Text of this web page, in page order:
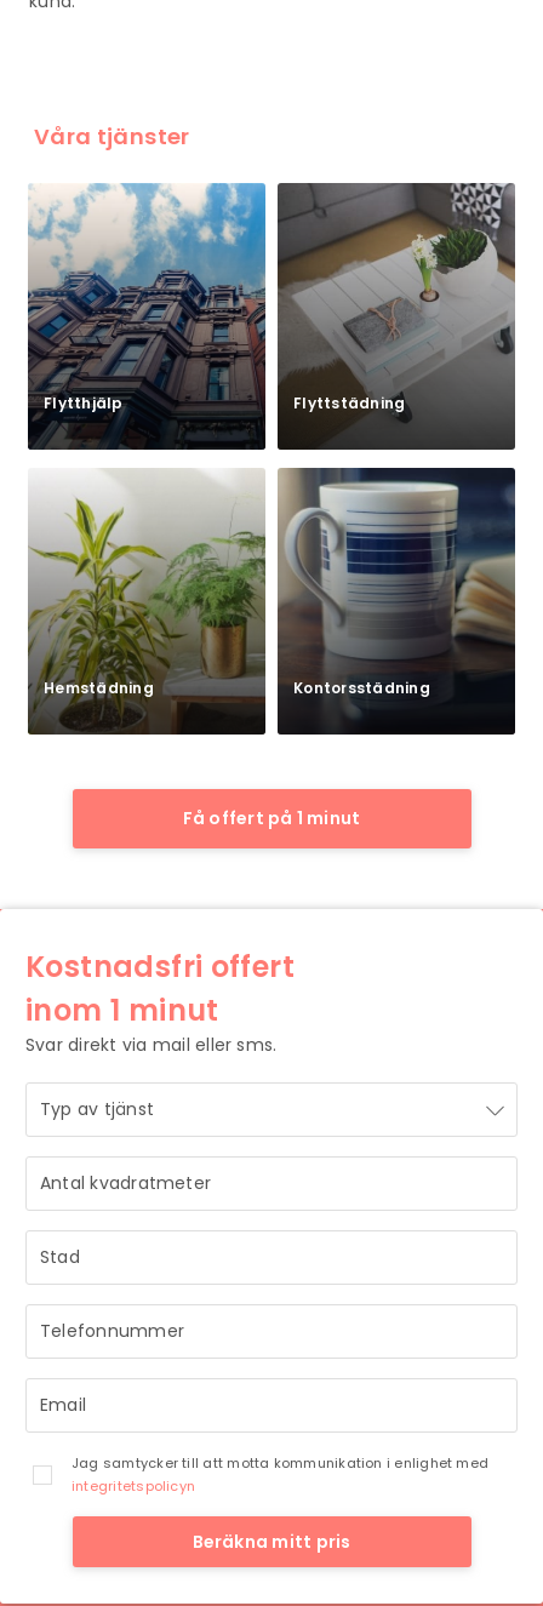
Våra tjänster
Flytthjälp Flyttstädning
Hemstädning Kontorsstädning
Få offert på 1 minut
STRÅLANDE!
Ditt meddelande är mottaget och vi återkommer till dig
så snart vi har möjlighet.
Kostnadsfri offert
inom 1 minut
Svar direkt via mail eller sms.
Jag samtycker till att motta kommunikation i enlighet med
integritetspolicyn
Beräkna mitt pris